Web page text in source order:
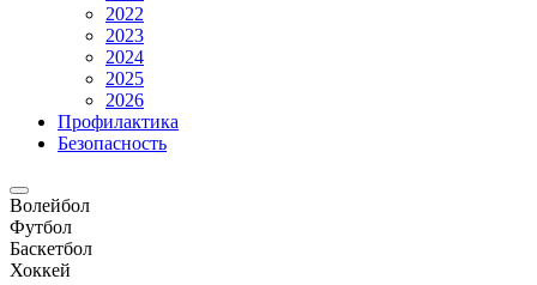
2022
2023
2024
2025
2026
Профилактика
Безопасность
Волейбол
Футбол
Баскетбол
Хоккей